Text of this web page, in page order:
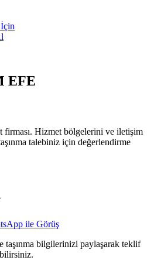
EFE
firması. Hizmet bölgelerini ve iletişim
talebiniz için değerlendirme
ile Görüş
taşınma bilgilerinizi paylaşarak teklif